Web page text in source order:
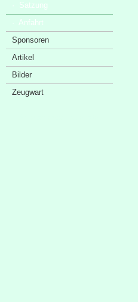
· Satzung
· Anfahrt
Sponsoren
Artikel
Bilder
Zeugwart